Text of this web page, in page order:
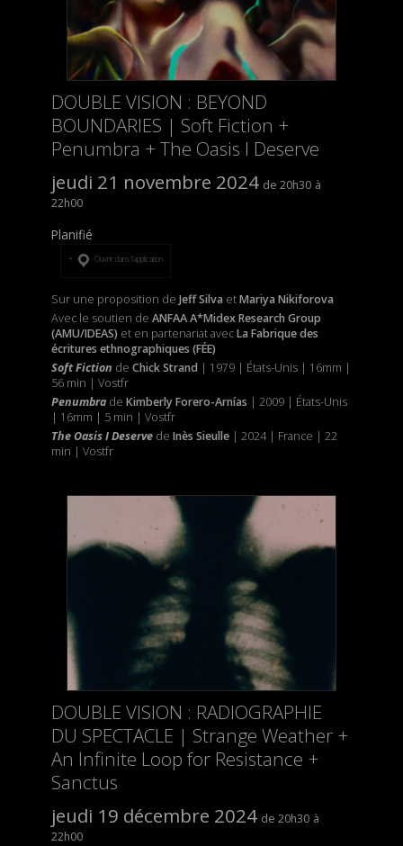
DOUBLE VISION : BEYOND
BOUNDARIES | Soft Fiction +
Penumbra + The Oasis I Deserve
jeudi 21 novembre 2024
20h30
22h00
Planifié
Ouvrir dans l’application
Sur une proposition de Jeff Silva etMariya Nikiforova
Avec le soutien de ANFAA A*Midex Research Group
(AMU/IDEAS) et en partenariat avecLa Fabrique des
écritures ethnographiques (FÉE)
Soft Fiction de Chick Strand | 1979 | États-Unis | 16mm |
56 min | Vostfr
Penumbrade Kimberly Forero-Arnías | 2009 | États-Unis
| 16mm | 5 min | Vostfr
The Oasis I Deservede Inès Sieulle| 2024 | France | 22
min | Vostfr
DOUBLE VISION : RADIOGRAPHIE
DU SPECTACLE | Strange Weather +
An Infinite Loop for Resistance +
Sanctus
jeudi 19 décembre 2024
20h30
22h00